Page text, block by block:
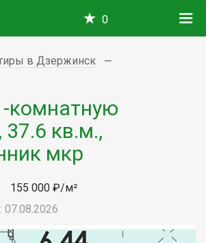
0
в Дзержинск
комнатную
37.6 кв.м.,
мкр
155 000 ₽/м²
07.08.2026